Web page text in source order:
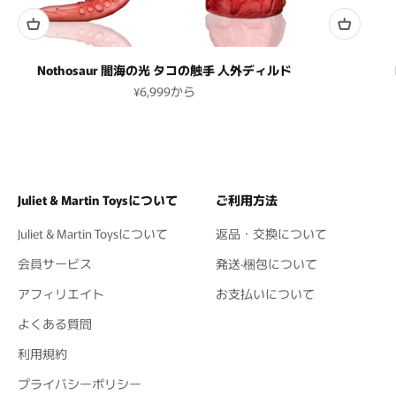
Nothosaur 闇海の光 タコの触手 人外ディルド
セール価格
¥6,999から
Juliet & Martin Toysについて
Juliet & Martin Toysについて
会員サービス
アフィリエイト
よくある質問
利用規約
プライバシーポリシー
ご利用方法
返品・交換について
発送·梱包について
お支払いについて